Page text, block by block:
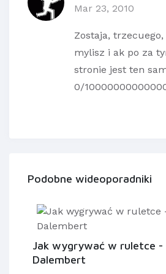
Mar 23, 2010
Zostaja,
mylisz i ak po za
stronie jest ten
0/
Podobne wideoporadniki
Jak wygrywać w ruletce
Dalembert